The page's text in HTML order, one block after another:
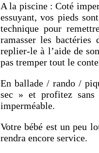
A la piscine : Coté
essuyant, vos pieds
technique pour
ramasser les
replier-le à l’aide de
pas tremper tout le
En ballade / rando /
sec » et profitez sans
imperméable.
Votre bébé est un peu
rendra encore service.